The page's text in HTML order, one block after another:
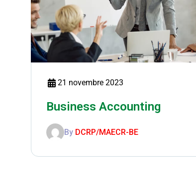
21 novembre 2023
Business Accounting
By DCRP/MAECR-BE